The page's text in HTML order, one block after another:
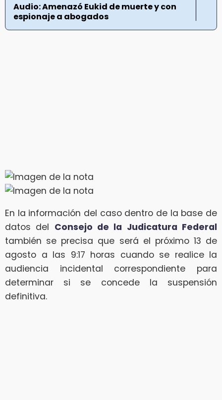
Audio: Amenazó Eukid de muerte y con
espionaje a abogados
En la información del caso dentro de la base de
datos del Consejo de la Judicatura Federal
también se precisa que será el próximo 13 de
agosto a las 9:17 horas cuando se realice la
audiencia incidental correspondiente para
determinar si se concede la suspensión
definitiva.